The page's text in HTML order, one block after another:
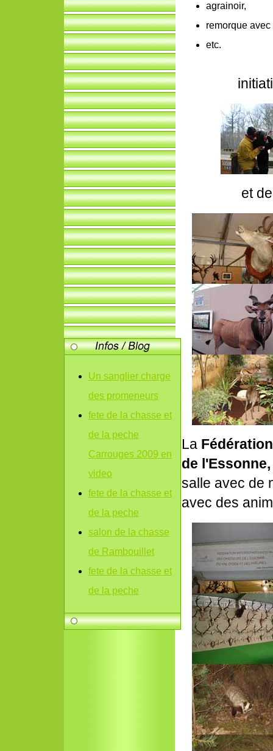
Un sanglier charge
des promeneurs
fete de la chasse et
de la peche
Carrouges 2009 en
video
fete de la chasse et
de la peche
salon de la chasse
de Rambouillet
fete de la chasse et
de la peche
agrainoir,
remorque
etc.
et
La
de
salle avec de
avec des